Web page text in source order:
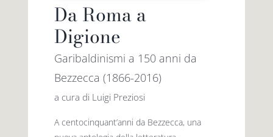
Da Roma a
Digione
Garibaldinismi a 150 anni da
Bezzecca (1866-2016)
a cura di Luigi Preziosi
A centocinquant’anni da Bezzecca, una